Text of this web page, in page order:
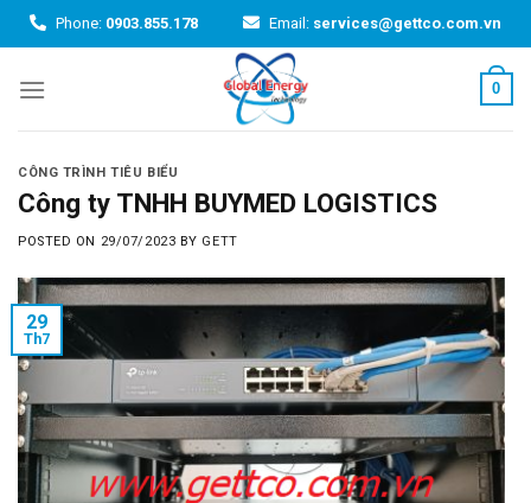
Skip
to
Phone: 0903.855.178 Email: services@gettco.com.vn
0
CÔNG TRÌNH TIÊU BIỂU
Công ty TNHH BUYMED LOGISTICS
POSTED ON 29/07/2023 BY GETT
29
Th7